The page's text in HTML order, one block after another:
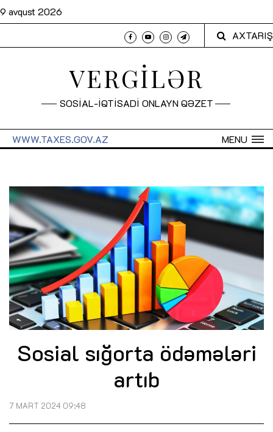
9 avqust 2026
AXTARIŞ
VERGİLƏR
SOSİAL-İQTİSADİ ONLAYN QƏZET
MENU
WWW.TAXES.GOV.AZ
Sosial sığorta ödəmələri
artıb
7 MART 2024 09:48